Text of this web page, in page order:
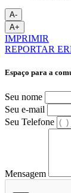
A-
A+
IMPRIMIR
REPORTAR
Espaço para a
Seu nome
Seu e-mail
Seu Telefone
Mensagem